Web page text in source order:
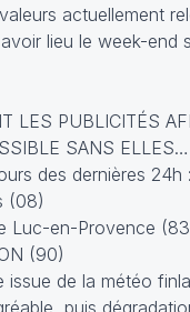
actuellement
lieu le week-
LES PUBLICITÉS
SANS
des dernières 24h :
(08)
Luc-en-Provence
(90)
issue de la météo